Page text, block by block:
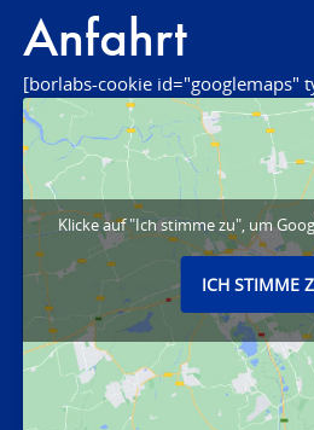
Anfahrt
[borlabs-cookie id="googlemaps"
Klicke auf "Ich stimme zu", um
ICH STIMME